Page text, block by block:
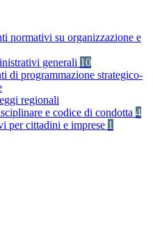
normativi su organizzazione e
generali 10
di programmazione strategico-
regionali
e codice di condotta 4
per cittadini e imprese 1